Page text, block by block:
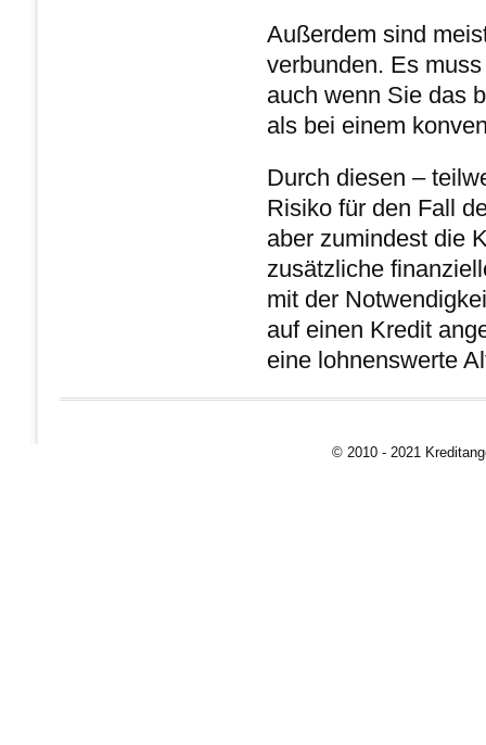
Außerdem sind
verbunden. Es
auch wenn Sie das
als bei einem
Durch diesen –
Risiko für den Fall
aber zumindest die
zusätzliche
mit der
auf einen Kredit
eine lohnenswerte
© 2010 - 2021